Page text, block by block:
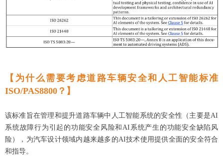
【为什么需要考虑道路车辆安全和人工智能标准
ISO/PAS8800 ？】
该标准旨在管理和提升道路车辆中人工智能系统的安全性（主要是AI
系统故障行为引起的功能安全风险和AI系统产生的功能安全缺陷风
险），为汽车设计领域内越来越多的AI技术使用提供全面的安全符合
和指导。